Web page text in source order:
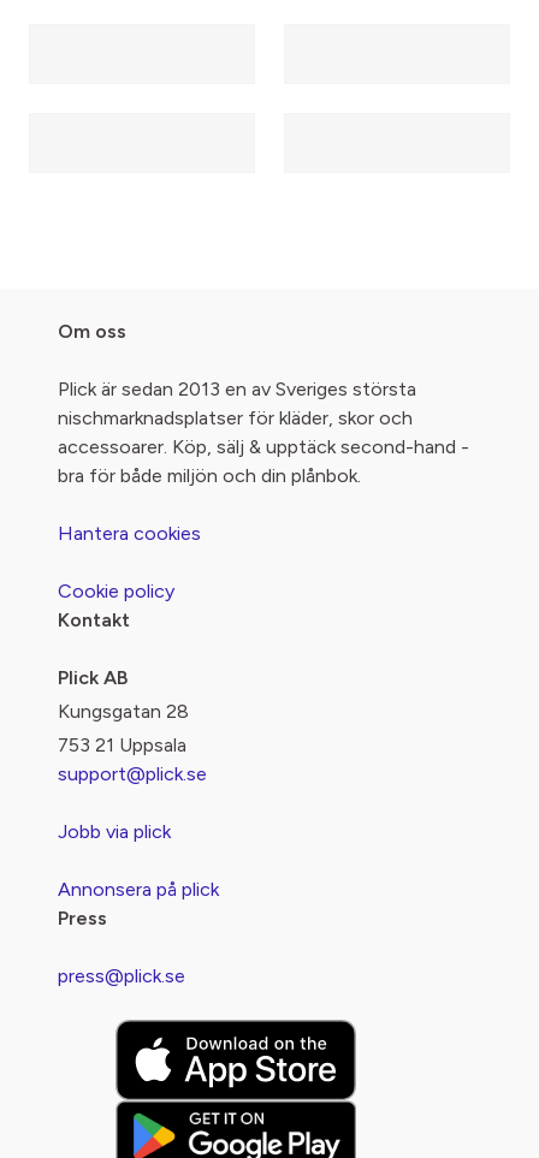
Om oss
Plick är sedan 2013 en av Sveriges största
nischmarknadsplatser för kläder, skor och
accessoarer. Köp, sälj & upptäck second-hand -
bra för både miljön och din plånbok.
Hantera cookies
Cookie policy
Kontakt
Plick AB
Kungsgatan 28
753 21 Uppsala
support@plick.se
Jobb via plick
Annonsera på plick
Press
press@plick.se